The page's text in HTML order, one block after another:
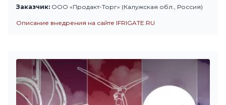
Заказчик: ООО «Продакт-Торг» (Калужская обл., Россия)
Описание внедрения на сайте IFRIGATE.RU